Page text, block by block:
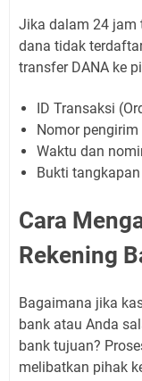
Jika dalam 24 jam
dana tidak
transfer DANA ke
ID Transaksi
Nomor
Waktu dan
Bukti
Cara
Rekening
Bagaimana jika
bank atau Anda
bank tujuan?
melibatkan pihak